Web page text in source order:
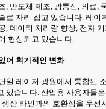
, 반도체 제조, 광통신, 의료,
로 자리 잡고 있습니다. 레이
, 데이터 처리량 향상, 전자
형성되고 있습니다.
어 획기적인 변화
일 레이저 광원에서 통합된
있습니다. 산업용 사용자들
산 라인과의 호환성을 우선